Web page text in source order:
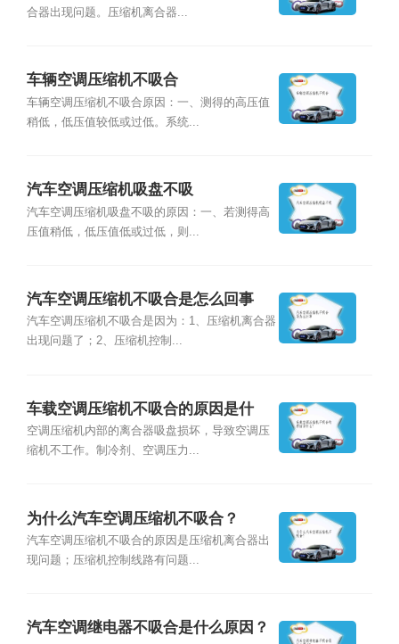
合器出现问题。压缩机离合器...
车辆空调压缩机不吸合
车辆空调压缩机不吸合原因：一、测得的高压值
稍低，低压值较低或过低。系统...
汽车空调压缩机吸盘不吸
汽车空调压缩机吸盘不吸的原因：一、若测得高
压值稍低，低压值低或过低，则...
汽车空调压缩机不吸合是怎么回事
汽车空调压缩机不吸合是因为：1、压缩机离合器
出现问题了；2、压缩机控制...
车载空调压缩机不吸合的原因是什
么？
空调压缩机内部的离合器吸盘损坏，导致空调压
缩机不工作。制冷剂、空调压力...
为什么汽车空调压缩机不吸合？
汽车空调压缩机不吸合的原因是压缩机离合器出
现问题；压缩机控制线路有问题...
汽车空调继电器不吸合是什么原因？